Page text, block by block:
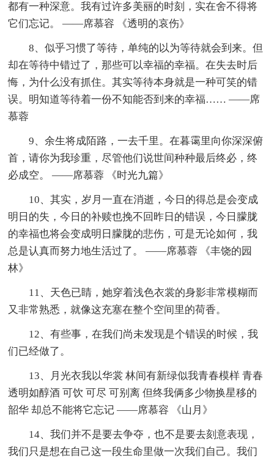
都有一种深意。我有过许多美丽的时刻，实在舍不得将
它们忘记。 ——席慕容 《透明的哀伤》
8、似乎习惯了等待，单纯的以为等待就会到来。但
却在等待中错过了，那些可以幸福的幸福。在失去时后
悔，为什么没有抓住。其实等待本身就是一种可笑的错
误。明知道等待着一份不知能否到来的幸福…… ——席
慕蓉
9、余生将成陌路，一去千里。在暮霭里向你深深俯
首，请你为我珍重，尽管他们说世间种种最后终必，终
必成空。 ——席慕蓉 《时光九篇》
10、其实，岁月一直在消逝，今日的得总是会变成
明日的失，今日的补赎也挽不回昨日的错误，今日朦胧
的幸福也将会变成明日朦胧的悲伤，可是无论如何，我
总是认真而努力地生活过了。 ——席慕蓉 《丰饶的园
林》
11、天色已睛，她穿着浅色衣裳的身影非常模糊而
又非常熟悉，就像这充塞在整个空间里的荷香。
12、有些事，在我们尚未发现是个错误的时候，我
们已经做了。
13、月光衣我以华裳 林间有新绿似我青春模样 青春
透明如醇酒 可饮 可尽 可别离 但终我俩多少物换星移的
韶华 却总不能将它忘记 ——席慕容 《山月》
14、我们并不是要去争夺，也不是要去刻意表现，
我们只是想在自己这一段生命里做一次我们自己。我们